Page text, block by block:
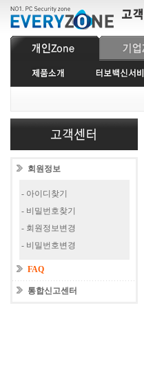
회원정보
- 아이디찾기
- 비밀번호찾기
- 회원정보변경
- 비밀번호변경
FAQ
통합신고센터